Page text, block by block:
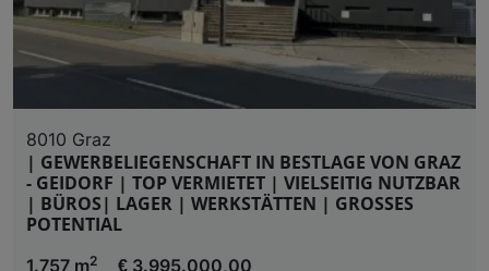
8010 Graz
| GEWERBELIEGENSCHAFT IN BESTLAGE VON GRAZ
- GEIDORF | TOP VERMIETET | VIELSEITIG NUTZBAR
| BÜROS| LAGER | WERKSTÄTTEN | GROSSES
POTENTIAL
1.757 m2
€ 3.995.000,00